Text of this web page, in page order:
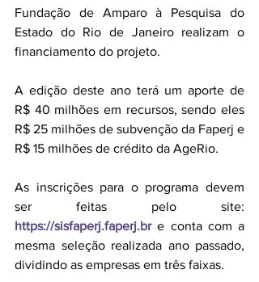
Fundação de Amparo à Pesquisa do
Estado do Rio de Janeiro realizam o
financiamento do projeto.
A edição deste ano terá um aporte de
R$ 40 milhões em recursos, sendo eles
R$ 25 milhões de subvenção da Faperj e
R$ 15 milhões de crédito da AgeRio.
As inscrições para o programa devem
https://sisfaperj.faperj.br e conta com a
mesma seleção realizada ano passado,
dividindo as empresas em três faixas.